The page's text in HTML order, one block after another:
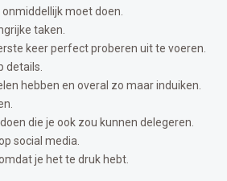
moet doen.
taken.
keer perfect proberen uit te voeren.
details.
hebben en overal zo maar induiken.
die je ook zou kunnen delegeren.
social media.
je het te druk hebt.